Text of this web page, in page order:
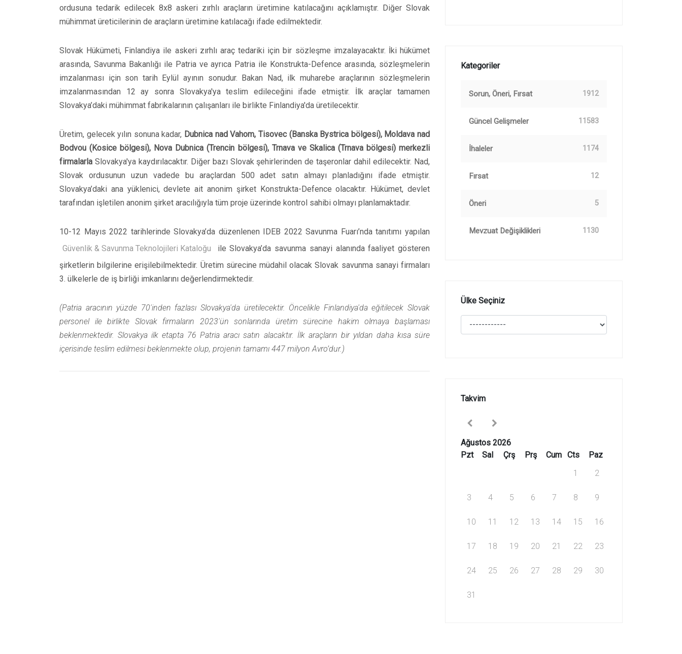
ordusuna tedarik edilecek 8x8 askeri zırhlı araçların üretimine katılacağını açıklamıştır. Diğer Slovak
mühimmat üreticilerinin de araçların üretimine katılacağı ifade edilmektedir.
Slovak Hükümeti, Finlandiya ile askeri zırhlı araç tedariki için bir sözleşme imzalayacaktır. İki hükümet
arasında, Savunma Bakanlığı ile Patria ve ayrıca Patria ile Konstrukta-Defence arasında, sözleşmelerin
imzalanması için son tarih Eylül ayının sonudur. Bakan Nad, ilk muharebe araçlarının sözleşmelerin
imzalanmasından 12 ay sonra Slovakya'ya teslim edileceğini ifade etmiştir. İlk araçlar tamamen
Slovakya’daki mühimmat fabrikalarının çalışanları ile birlikte Finlandiya'da üretilecektir.
Üretim, gelecek yılın sonuna kadar, Dubnica nad Vahom, Tisovec (Banska Bystrica bölgesi), Moldava nad
Bodvou (Kosice bölgesi), Nova Dubnica (Trencin bölgesi), Trnava ve Skalica (Trnava bölgesi) merkezli
firmalarla Slovakya'ya kaydırılacaktır. Diğer bazı Slovak şehirlerinden de taşeronlar dahil edilecektir. Nad,
Slovak ordusunun uzun vadede bu araçlardan 500 adet satın almayı planladığını ifade etmiştir.
Slovakya’daki ana yüklenici, devlete ait anonim şirket Konstrukta-Defence olacaktır. Hükümet, devlet
tarafından işletilen anonim şirket aracılığıyla tüm proje üzerinde kontrol sahibi olmayı planlamaktadır.
10-12 Mayıs 2022 tarihlerinde Slovakya’da düzenlenen IDEB 2022 Savunma Fuarı’nda tanıtımı yapılan
Güvenlik & Savunma Teknolojileri Kataloğu
ile Slovakya’da savunma sanayi alanında faaliyet gösteren
şirketlerin bilgilerine erişilebilmektedir. Üretim sürecine müdahil olacak Slovak savunma sanayi firmaları
3. ülkelerle de iş birliği imkanlarını değerlendirmektedir.
(Patria aracının yüzde 70'inden fazlası Slovakya'da üretilecektir. Öncelikle Finlandiya'da eğitilecek Slovak
personel ile birlikte Slovak firmaların 2023'ün sonlarında üretim sürecine hakim olmaya başlaması
beklenmektedir. Slovakya ilk etapta 76 Patria aracı satın alacaktır. İlk araçların bir yıldan daha kısa süre
içerisinde teslim edilmesi beklenmekte olup, projenin tamamı 447 milyon Avro’dur.)
Kategoriler
Sorun, Öneri, Fırsat 1912
Güncel Gelişmeler 11583
İhaleler 1174
Fırsat 12
Öneri 5
Mevzuat Değişiklikleri 1130
Ülke Seçiniz
Takvim
Ağustos 2026
Pzt
Sal Çrş Prş Cum Cts
Paz
1
2
3 4 5 6 7 8 9
10 11 12 13 14 15 16
17 18 19 20 21 22 23
24 25 26 27 28 29 30
31